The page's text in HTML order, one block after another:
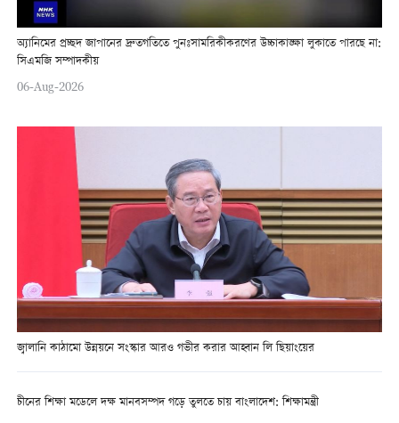
অ্যানিমের প্রচ্ছদ জাপানের দ্রুতগতিতে পুনঃসামরিকীকরণের উচ্চাকাঙ্ক্ষা লুকাতে পারছে না:
সিএমজি সম্পাদকীয়
06-Aug-2026
জ্বালানি কাঠামো উন্নয়নে সংস্কার আরও গভীর করার আহ্বান লি ছিয়াংয়ের
চীনের শিক্ষা মডেলে দক্ষ মানবসম্পদ গড়ে তুলতে চায় বাংলাদেশ: শিক্ষামন্ত্রী